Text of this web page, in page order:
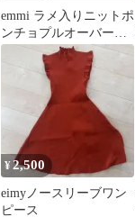
emmi ラメ入りニットポ
ンチョプルオーバー＋
リブニットパンツ セ
ットアップ
¥2,500
eimyノースリーブワン
ピース